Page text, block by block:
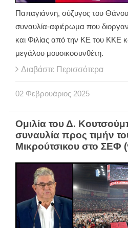
Παπαγιάννη, σύζυγος του
συναυλία-αφιέρωμα που
και Φιλίας από την ΚΕ του ΚΚΕ
μεγάλου μουσικοσυνθέτη.
Διαβάστε Περισσότερα
02 Φεβρουάριος 2025
Ομιλία του Δ.
συναυλία προς τιμήν
Μικρούτσικου στο ΣΕΦ